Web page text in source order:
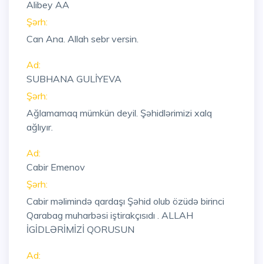
Alibey AA
Şərh:
Can Ana. Allah sebr versin.
Ad:
SUBHANA GULİYEVA
Şərh:
Ağlamamaq mümkün deyil. Şəhidlərimizi xalq
ağlıyır.
Ad:
Cabir Emenov
Şərh:
Cabir məlimində qardaşı Şəhid olub özüdə birinci
Qarabag muharbəsi iştirakçısıdı . ALLAH
İGİDLƏRİMİZİ QORUSUN
Ad: